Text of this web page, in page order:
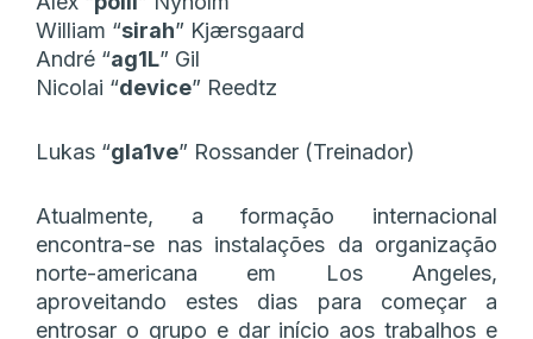
William “sirah” Kjærsgaard
André “ag1L” Gil
Nicolai “device” Reedtz
Lukas “⁠gla1ve⁠” Rossander (Treinador)
Atualmente, a formação internacional
encontra-se nas instalações da organização
norte-americana em Los Angeles,
aproveitando estes dias para começar a
entrosar o grupo e dar início aos trabalhos e